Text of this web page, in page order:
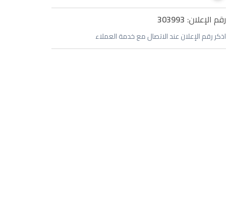
رقم الإعلان: 303993
اذكر رقم الإعلان عند الاتصال مع خدمة العملاء